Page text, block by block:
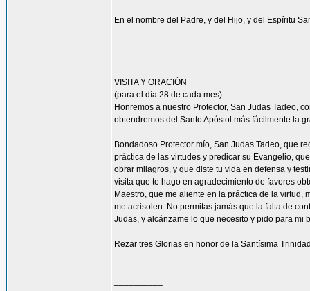
En el nombre del Padre, y del Hijo, y del Espíritu
VISITA Y ORACIÓN
(para el día 28 de cada mes)
Honremos a nuestro Protector, San Judas Tadeo,
obtendremos del Santo Apóstol más fácilmente la
Bondadoso Protector mío, San Judas Tadeo, que
práctica de las virtudes y predicar su Evangelio,
obrar milagros, y que diste tu vida en defensa y
visita que te hago en agradecimiento de favores
Maestro, que me aliente en la práctica de la
me acrisolen. No permitas jamás que la falta de
Judas, y alcánzame lo que necesito y pido para mi
Rezar tres Glorias en honor de la Santísima